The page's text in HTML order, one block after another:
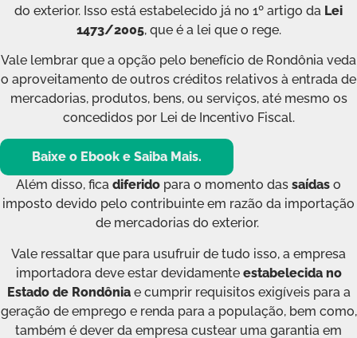
do exterior. Isso está estabelecido já no 1º artigo da Lei
1473/2005, que é a lei que o rege.
Vale lembrar que a opção pelo benefício de Rondônia veda
o aproveitamento de outros créditos relativos à entrada de
mercadorias, produtos, bens, ou serviços, até mesmo os
concedidos por Lei de Incentivo Fiscal.
Baixe o Ebook e Saiba Mais.
Além disso, fica diferido para o momento das saídas o
imposto devido pelo contribuinte em razão da importação
de mercadorias do exterior.
Vale ressaltar que para usufruir de tudo isso, a empresa
importadora deve estar devidamente estabelecida no
Estado de Rondôniae cumprir requisitos exigíveis para a
geração de emprego e renda para a população, bem como,
também é dever da empresa custear uma garantia em